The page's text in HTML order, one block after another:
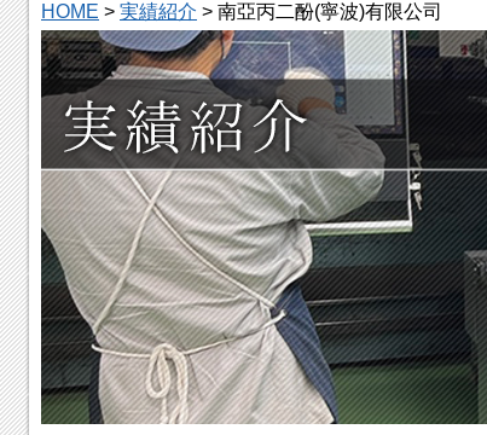
HOME > 実績紹介 > 南亞丙二酚(寧波)有限公司